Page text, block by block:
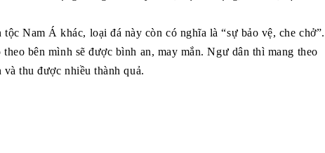
Nam Á khác, loại đá này còn có nghĩa là “sự bảo vệ, che chở”.
bên mình sẽ được bình an, may mắn. Ngư dân thì mang theo
thu được nhiều thành quả.